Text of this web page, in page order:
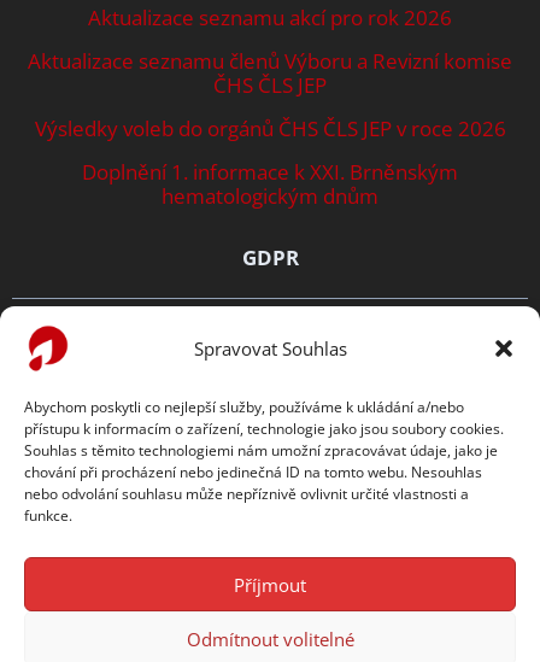
Spravovat Souhlas
Abychom poskytli co nejlepší služby, používáme k ukládání a/nebo
přístupu k informacím o zařízení, technologie jako jsou soubory cookies.
Souhlas s těmito technologiemi nám umožní zpracovávat údaje, jako je
chování při procházení nebo jedinečná ID na tomto webu. Nesouhlas
nebo odvolání souhlasu může nepříznivě ovlivnit určité vlastnosti a
funkce.
Příjmout
Odmítnout volitelné
Aktualizace seznamu akcí pro rok 2026
Aktualizace seznamu členů Výboru a Revizní komise
ČHS ČLS JEP
Výsledky voleb do orgánů ČHS ČLS JEP v roce 2026
Doplnění 1. informace k XXI. Brněnským
hematologickým dnům
GDPR
Zásady ochrany osobních údajů
TENTO WEB PODPORUJE
Česká hematologická společnost ČLS